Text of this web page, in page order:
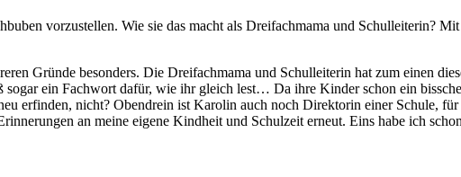
vorzustellen. Wie sie das macht als Dreifachmama und Schulleiterin?
Gründe besonders. Die Dreifachmama und Schulleiterin hat zum einen
ein Fachwort dafür, wie ihr gleich lest… Da ihre Kinder schon ein
erfinden, nicht? Obendrein ist Karolin auch noch Direktorin einer Schule,
an meine eigene Kindheit und Schulzeit erneut. Eins habe ich